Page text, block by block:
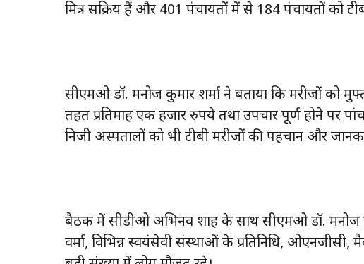
मित्र सक्रिय हैं और 401 पंचायतों में से 184 पंचायतों को
सीएमओ डॉ. मनोज कुमार शर्मा ने बताया कि मरीजों को
तहत प्रतिमाह एक हजार रुपये तथा उपचार पूर्ण होने पर
निजी अस्पतालों को भी टीबी मरीजों की पहचान और
बैठक में सीडीओ अभिनव शाह के साथ सीएमओ डॉ. मनोज
वर्मा, विभिन्न स्वयंसेवी संस्थाओं के प्रतिनिधि,